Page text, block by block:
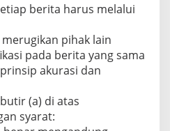
berita harus melalui
pihak lain
pada berita yang sama
akurasi dan
(a) di atas
syarat: